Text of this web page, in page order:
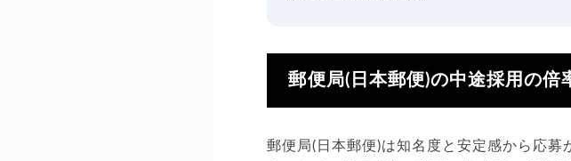
郵便局(日本郵便)の中途採用の倍
郵便局(日本郵便)は知名度と安定感から応